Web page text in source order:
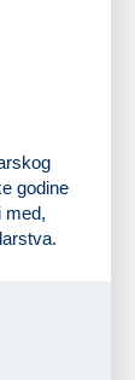
godine
med,